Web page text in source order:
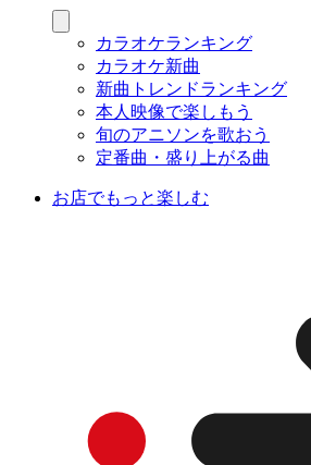
カラオケランキング
カラオケ新曲
新曲トレンドランキング
本人映像で楽しもう
旬のアニソンを歌おう
定番曲・盛り上がる曲
お店でもっと楽しむ